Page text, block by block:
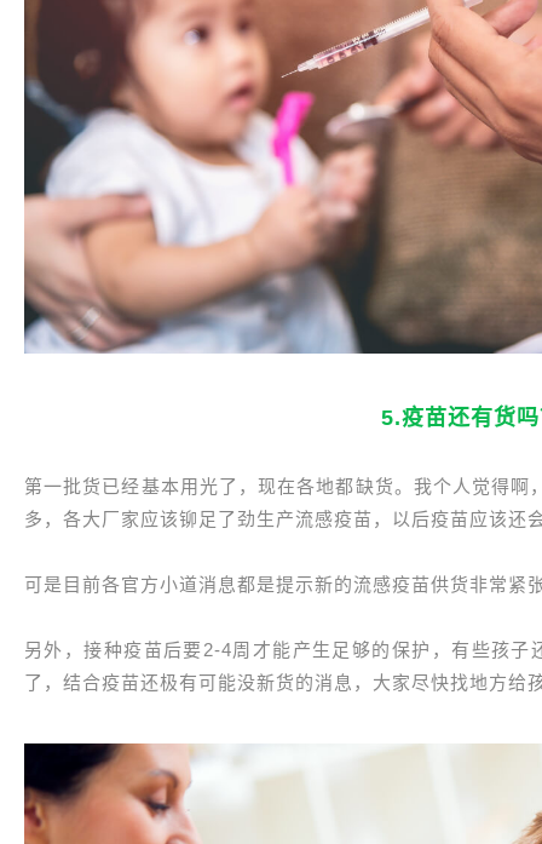
5.疫苗还有货
第一批货已经基本用光了，现在各地都缺货。我个人觉得
多，各大厂家应该铆足了劲生产流感疫苗，以后疫苗应该还
可是目前各官方小道消息都是提示新的流感疫苗供货非常紧
另外，接种疫苗后要2-4周才能产生足够的保护，有些孩
了，结合疫苗还极有可能没新货的消息，大家尽快找地方给